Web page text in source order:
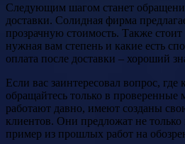
Следующим шагом станет
доставки. Солидная фирма
прозрачную стоимость. Также стоит
нужная вам степень и какие есть
оплата после доставки – хороший
Если вас заинтересовал вопрос, где
обращайтесь только в проверенные
работают давно, имеют созданы
клиентов. Они предложат не
пример из прошлых работ на